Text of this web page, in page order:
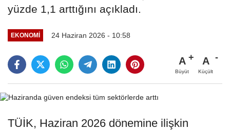
yüzde 1,1 arttığını açıkladı.
EKONOMİ 24 Haziran 2026 - 10:58
A
Büyüt
A
Küçült
TÜİK, Haziran 2026 dönemine ilişkin